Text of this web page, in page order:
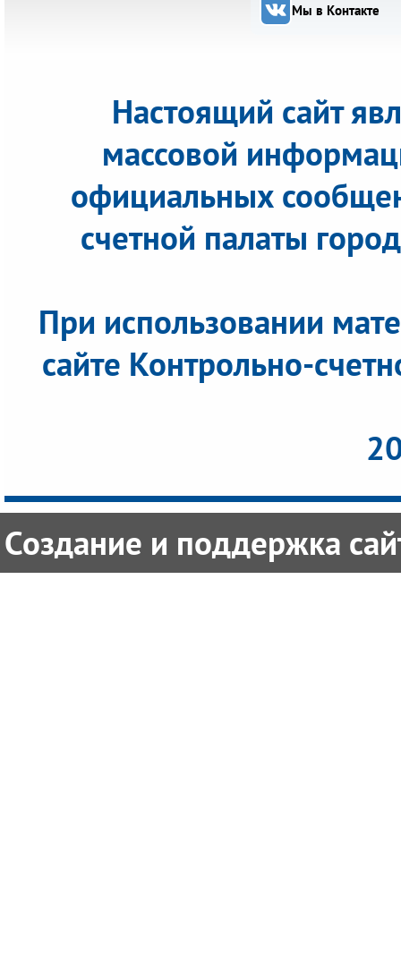
Мы в Контакте
Настоящий сайт
массовой
официальных
счетной палаты
При использовании
сайте Контрольно-
Создание и поддержка